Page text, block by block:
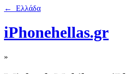
← Ελλάδα
iPhonehellas.gr
»